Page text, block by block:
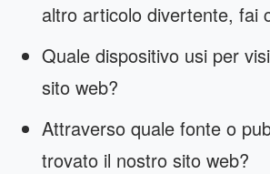
altro articolo divertente, fai
Quale dispositivo usi per
sito web?
Attraverso quale fonte o
trovato il nostro sito web?